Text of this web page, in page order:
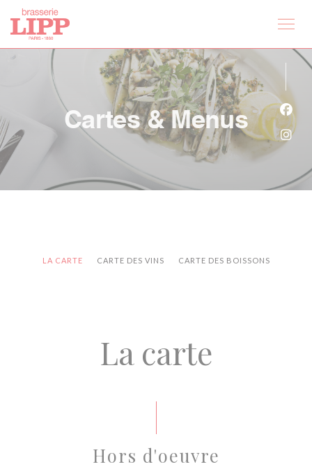
Personnalisation de vos choix en matière de cookies
Cartes & Menus
LA CARTE CARTE DES VINS CARTE DES BOISSONS
La carte
Hors d'oeuvre